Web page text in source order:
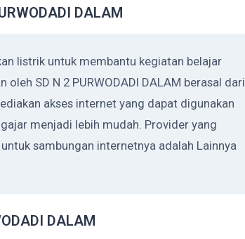
DALAM
listrik untuk membantu kegiatan belajar
SD N 2 PURWODADI DALAM berasal dari
akses internet yang dapat digunakan
menjadi lebih mudah. Provider yang
sambungan internetnya adalah Lainnya
DALAM